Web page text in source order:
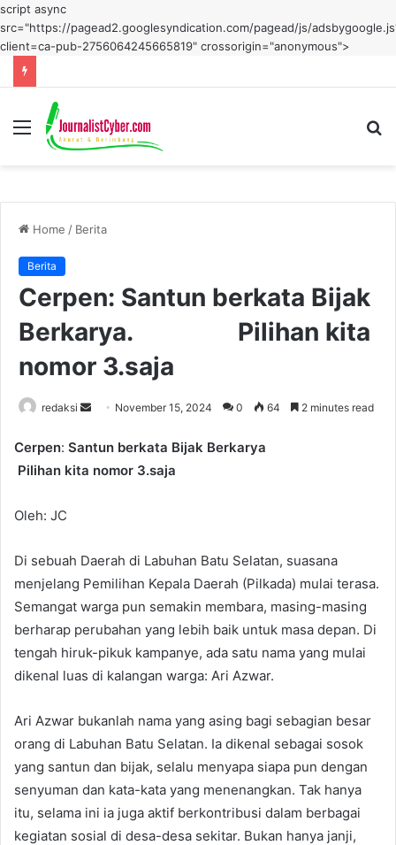
script async
src="https://pagead2.googlesyndication.com/pagead/js/
client=ca-pub-2756064245665819" crossorigin="anonymous">
Menu
Home / Berita
Berita
Cerpen: Santun berkata Bijak
Berkarya. Pilihan kita
nomor 3.saja
redaksi
Send
email
November 15, 2024 0 64 2 minutes read
Cerpen: Santun berkata Bijak Berkarya
Pilihan kita nomor 3.saja
Oleh: JC
Di sebuah Daerah di Labuhan Batu Selatan, suasana
menjelang Pemilihan Kepala Daerah (Pilkada) mulai terasa.
Semangat warga pun semakin membara, masing-masing
berharap perubahan yang lebih baik untuk masa depan. Di
tengah hiruk-pikuk kampanye, ada satu nama yang mulai
dikenal luas di kalangan warga: Ari Azwar.
Ari Azwar bukanlah nama yang asing bagi sebagian besar
orang di Labuhan Batu Selatan. Ia dikenal sebagai sosok
yang santun dan bijak, selalu menyapa siapa pun dengan
senyuman dan kata-kata yang menenangkan. Tak hanya
itu, selama ini ia juga aktif berkontribusi dalam berbagai
kegiatan sosial di desa-desa sekitar. Bukan hanya janji,